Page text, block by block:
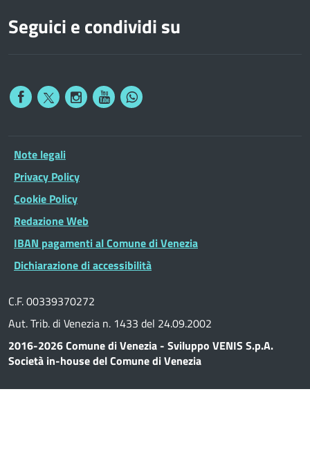
Seguici e condividi su
Note legali
Privacy Policy
Cookie Policy
Redazione Web
IBAN pagamenti al Comune di Venezia
Dichiarazione di accessibilità
C.F. 00339370272
Aut. Trib. di Venezia n. 1433 del 24.09.2002
2016-2026 Comune di Venezia - Sviluppo VENIS S.p.A.
Società in-house del Comune di Venezia